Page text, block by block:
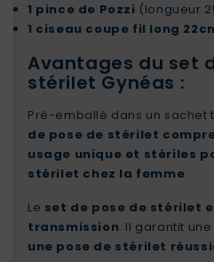
1 pince de Pozzi (longueur
1 ciseau coupe fil long
Avantages du set
stérilet Gynéas :
Pré-emballé dans un sachet
de pose de stérilet
usage unique et stériles
stérilet chez la femme
Le set de pose de stérilet
transmission. Il garantit une
une pose de stérilet